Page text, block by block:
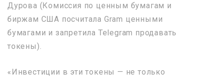
Дурова (Комиссия по ценным бумагам и
биржам США посчитала Gram ценными
бумагами и запретила Telegram продавать
токены).
«Инвестиции в эти токены — не только